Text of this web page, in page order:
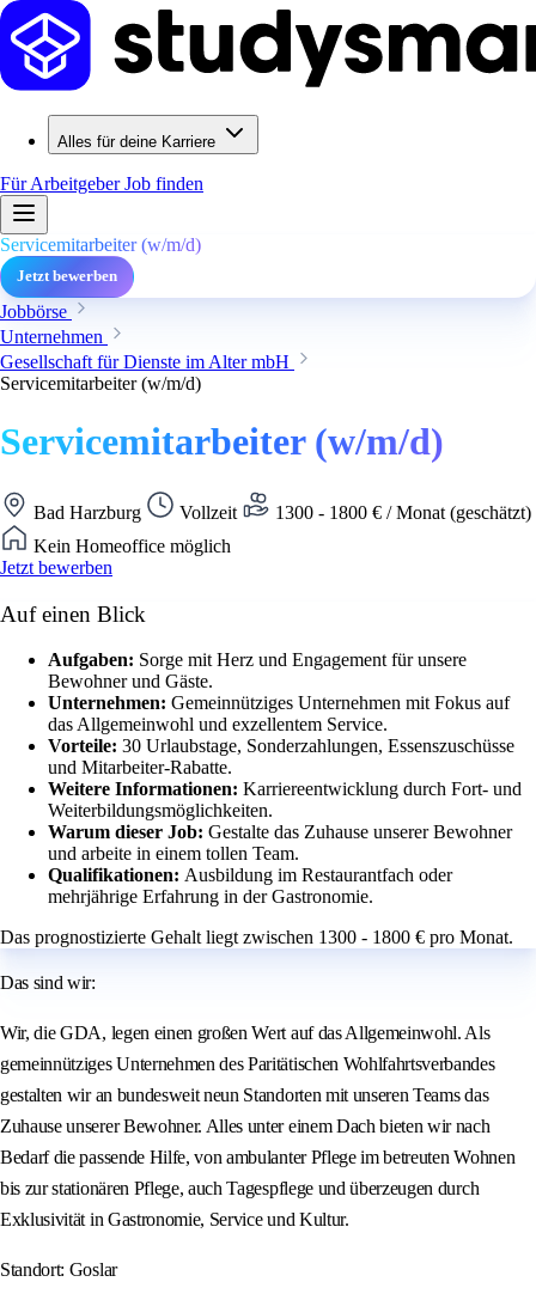
Alles für deine Karriere
Für ArbeitgeberJob finden
Servicemitarbeiter (w/m/d)
Jetzt bewerben
Jobbörse
Unternehmen
Gesellschaft für Dienste im Alter mbH
Servicemitarbeiter (w/m/d)
Servicemitarbeiter (w/m/d)
Bad Harzburg Vollzeit
1300 - 1800 € / Monat (geschätzt)
Kein Homeoffice möglich
Jetzt bewerben
Auf einen Blick
Aufgaben: Sorge mit Herz und Engagement für unsere
Bewohner und Gäste.
Unternehmen: Gemeinnütziges Unternehmen mit Fokus auf
das Allgemeinwohl und exzellentem Service.
Vorteile: 30 Urlaubstage, Sonderzahlungen, Essenszuschüsse
und Mitarbeiter-Rabatte.
Weitere Informationen: Karriereentwicklung durch Fort- und
Weiterbildungsmöglichkeiten.
Warum dieser Job: Gestalte das Zuhause unserer Bewohner
und arbeite in einem tollen Team.
Qualifikationen: Ausbildung im Restaurantfach oder
mehrjährige Erfahrung in der Gastronomie.
Das prognostizierte Gehalt liegt zwischen 1300 - 1800 € pro Monat.
Das sind wir:
Wir, die GDA, legen einen großen Wert auf das Allgemeinwohl. Als
gemeinnütziges Unternehmen des Paritätischen Wohlfahrtsverbandes
gestalten wir an bundesweit neun Standorten mit unseren Teams das
Zuhause unserer Bewohner. Alles unter einem Dach bieten wir nach
Bedarf die passende Hilfe, von ambulanter Pflege im betreuten Wohnen
bis zur stationären Pflege, auch Tagespflege und überzeugen durch
Exklusivität in Gastronomie, Service und Kultur.
Standort: Goslar